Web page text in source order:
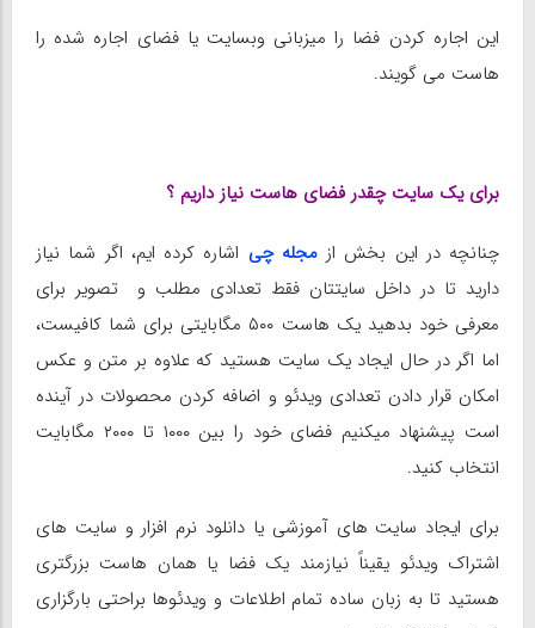
این اجاره کردن فضا را میزبانی وبسایت یا فضای اجاره شده را
هاست می گویند.
برای یک سایت چقدر فضای هاست نیاز داریم ؟
چنانچه در این بخش ازمجله چی اشاره کرده ایم، اگر شما نیاز
دارید تا در داخل سایتتان فقط تعدادی مطلب و تصویر برای
معرفی خود بدهید یک هاست ۵۰۰ مگابایتی برای شما کافیست،
اما اگر در حال ایجاد یک سایت هستید که علاوه بر متن و عکس
امکان قرار دادن تعدادی ویدئو و اضافه کردن محصولات در آینده
است پیشنهاد میکنیم فضای خود را بین ۱۰۰۰ تا ۲۰۰۰ مگابایت
انتخاب کنید.
برای ایجاد سایت های آموزشی یا دانلود نرم افزار و سایت های
اشتراک ویدئو یقیناً نیازمند یک فضا یا همان هاست بزرگتری
هستید تا به زبان ساده تمام اطلاعات و ویدئوها براحتی بارگزاری